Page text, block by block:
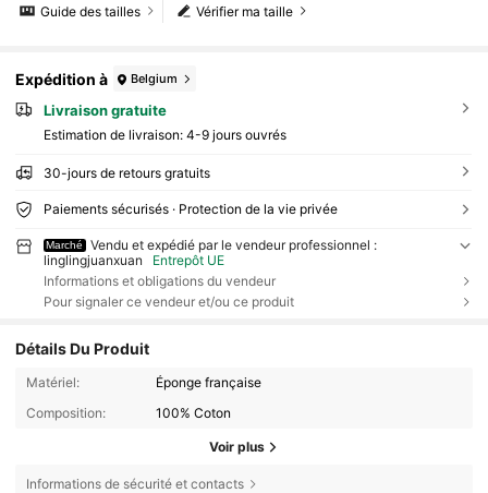
Vérifier ma taille
Guide des tailles
Expédition à Belgium
Livraison gratuite
Estimation de livraison: 4-9 jours ouvrés
30-jours de retours gratuits
Paiements sécurisés · Protection de la vie privée
Marché
Vendu et expédié par le vendeur professionnel :
linglingjuanxuan
Entrepôt UE
Informations et obligations du vendeur
Pour signaler ce vendeur et/ou ce produit
Détails Du Produit
Matériel:
Éponge française
Composition:
100% Coton
Voir plus
Informations de sécurité et contacts